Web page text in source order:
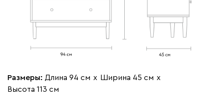
Размеры: Длина 94 см х Ширина 45 см х
Высота 113 см